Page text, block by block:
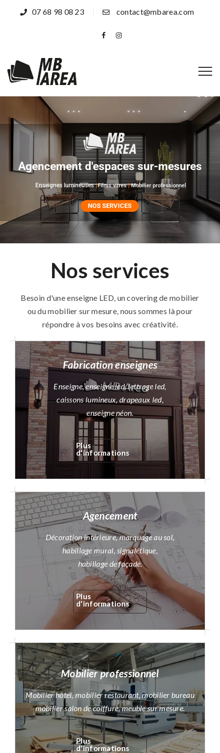
07 68 98 08 23 contact@mbarea.com
Agencement d'espaces sur-mesures
Mobilier professionnel
Films vitres
Enseignes lumineuses
NOS SERVICES
Nos services
Besoin d'une enseigne LED, un covering de mobilier
ou du mobilier sur mesure, nous sommes là pour
répondre à vos besoins avec créativité.
Fabrication enseignes
Enseigne, enseigne led, lettrage led,
caissons lumineux, drapeaux led,
enseigne néon.
Plus
d'informations
Agencement
Décoration intérieure, marquage au sol,
habillage mural, signalétique,
habillage de façade.
Plus
d'informations
Mobilier professionnel
Mobilier hôtel, mobilier restaurant, mobilier bureau
mobilier salon de coiffure, meuble sur mesure.
Plus
d'informations